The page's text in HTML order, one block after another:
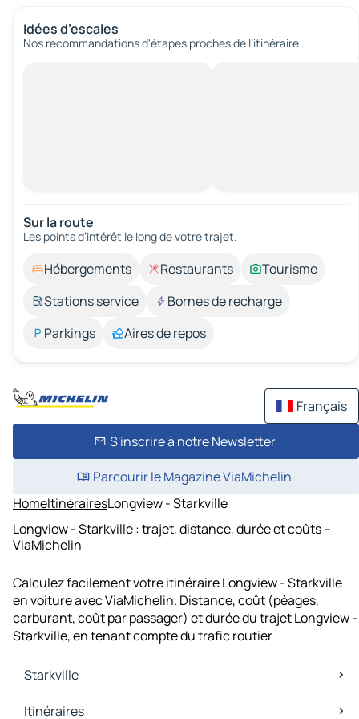
Idées d’escales
Nos recommandations d'étapes proches de l’itinéraire.
Sur la route
Les points d’intérêt le long de votre trajet.
Hébergements Restaurants
Tourisme
Stations service
Bornes de recharge
Parkings
Aires de repos
Français
S'inscrire à notre Newsletter
Parcourir le Magazine ViaMichelin
HomeItinérairesLongview - Starkville
Longview - Starkville : trajet, distance, durée et coûts –
ViaMichelin
Calculez facilement votre itinéraire Longview - Starkville
en voiture avec ViaMichelin. Distance, coût (péages,
carburant, coût par passager) et durée du trajet Longview -
Starkville, en tenant compte du trafic routier
Starkville
Starkville Cartes et plans
Itinéraires